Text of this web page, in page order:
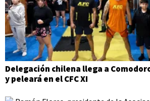
Delegación chilena llega a
y peleará en el CFC XI